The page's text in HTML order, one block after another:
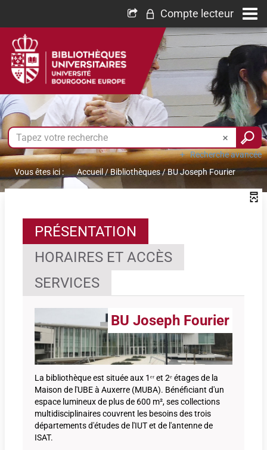
Compte lecteur
Recherche avancée
Vous êtes ici :
Accueil /Bibliothèques/BU Joseph Fourier
PRÉSENTATION
HORAIRES ET ACCÈS
SERVICES
BU Joseph Fourier
La bibliothèque est située aux 1ᵉʳ et 2ᵉ étages de la
Maison de l'UBE à Auxerre (MUBA). Bénéficiant d'un
espace lumineux de plus de 600 m², ses collections
multidisciplinaires couvrent les besoins des trois
départements d'études de l'IUT et de l'antenne de
ISAT.